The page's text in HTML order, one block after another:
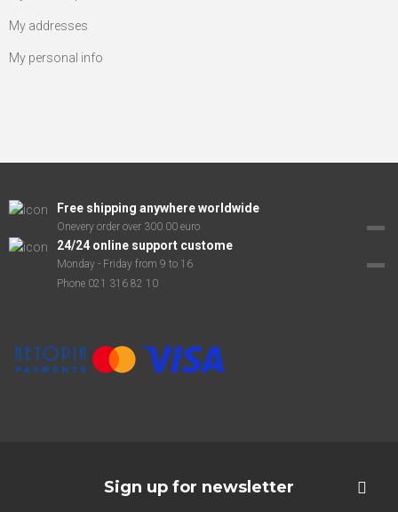
My addresses
My personal info
Free shipping anywhere worldwide
Onevery order over 300.00 euro
24/24 online support custome
Monday - Friday from 9 to 16
Phone 021 316 82 10
Sign up for newsletter